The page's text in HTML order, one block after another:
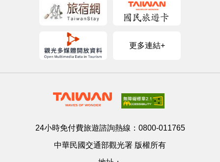
更多連結+
24小時免付費旅遊諮詢熱線： 0800-011765
中華民國交通部觀光署 版權所有